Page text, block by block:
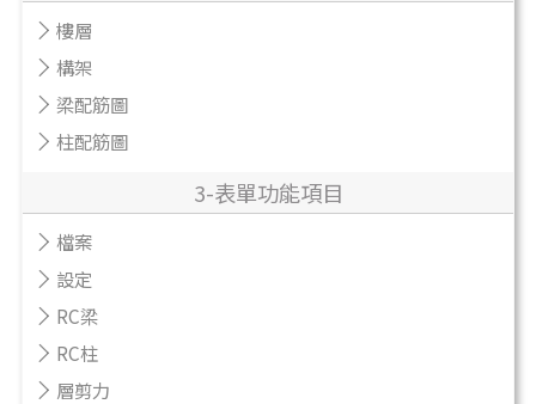
樓層
構架
梁配筋圖
柱配筋圖
3-表單功能項目
檔案
設定
RC梁
RC柱
層剪力